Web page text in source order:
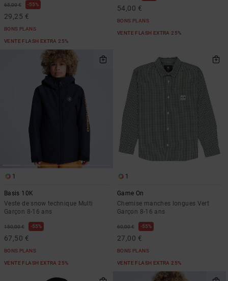
65,00 € 55%
29,25 €
BONS PLANS
VENTE FLASH EXTRA 25%
54,00 €
BONS PLANS
VENTE FLASH EXTRA 25%
1
Basis 10K
Veste de snow technique Multi
Garçon 8-16 ans
150,00 € 55%
67,50 €
BONS PLANS
VENTE FLASH EXTRA 25%
1
Game On
Chemise manches longues Vert
Garçon 8-16 ans
60,00 € 55%
27,00 €
BONS PLANS
VENTE FLASH EXTRA 25%